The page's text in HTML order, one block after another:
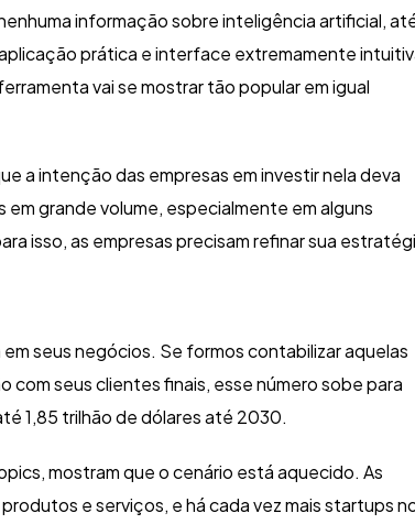
informação sobre inteligência artificial,
prática e interface extremamente
vai se mostrar tão popular em igual
a intenção das empresas em investir nela deva
grande volume, especialmente em alguns
isso, as empresas precisam refinar sua
seus negócios. Se formos contabilizar aquelas
com seus clientes finais, esse número sobe para
1,85 trilhão de dólares até 2030.
mostram que o cenário está aquecido. As
e serviços, e há cada vez mais startups